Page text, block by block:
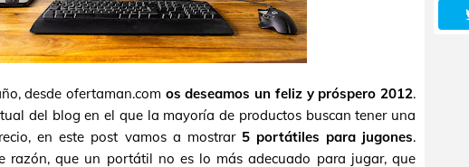
desde ofertaman.com os deseamos un feliz y próspero 2012.
del blog en el que la mayoría de productos buscan tener una
en este post vamos a mostrar 5 portátiles para jugones.
razón, que un portátil no es lo más adecuado para jugar, que